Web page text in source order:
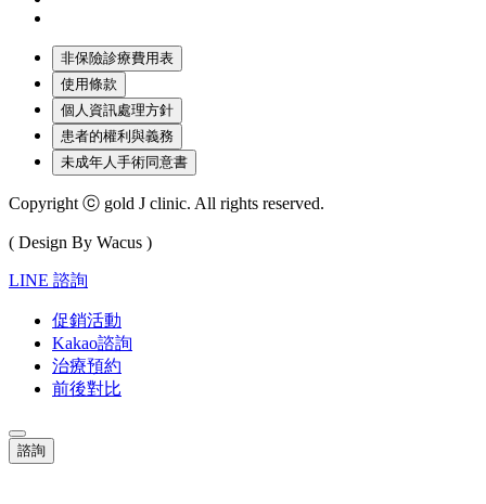
非保險診療費用表
使用條款
個人資訊處理方針
患者的權利與義務
未成年人手術同意書
Copyright ⓒ gold J clinic. All rights reserved.
( Design By Wacus )
LINE 諮詢
促銷活動
Kakao諮詢
治療預約
前後對比
諮詢